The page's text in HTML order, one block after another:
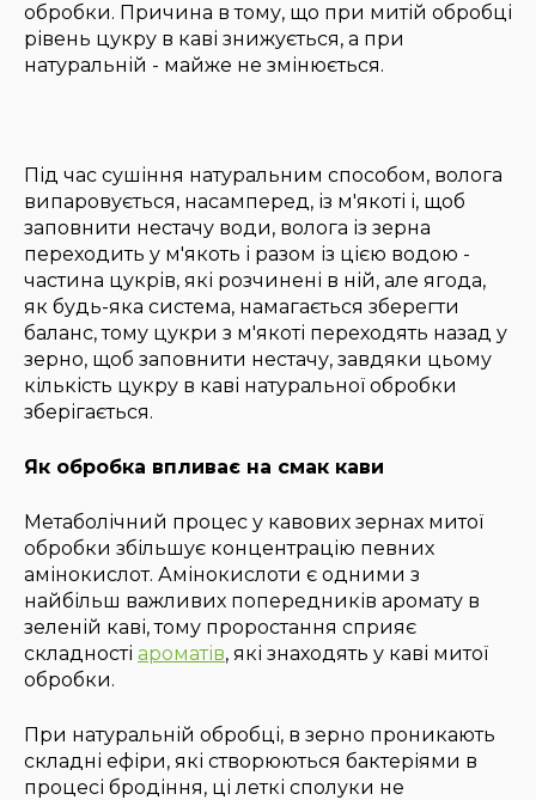
обробки. Причина в тому, що при митій обробці
рівень цукру в каві знижується, а при
натуральній - майже не змінюється.
Під час сушіння натуральним способом, волога
випаровується, насамперед, із м'якоті і, щоб
заповнити нестачу води, волога із зерна
переходить у м'якоть і разом із цією водою -
частина цукрів, які розчинені в ній, але ягода,
як будь-яка система, намагається зберегти
баланс, тому цукри з м'якоті переходять назад у
зерно, щоб заповнити нестачу, завдяки цьому
кількість цукру в каві натуральної обробки
зберігається.
Як обробка впливає на смак кави
Метаболічний процес у кавових зернах митої
обробки збільшує концентрацію певних
амінокислот. Амінокислоти є одними з
найбільш важливих попередників аромату в
зеленій каві, тому проростання сприяє
складності ароматів, які знаходять у каві митої
обробки.
При натуральній обробці, в зерно проникають
складні ефіри, які створюються бактеріями в
процесі бродіння, ці леткі сполуки не